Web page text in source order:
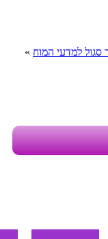
סגול למדעי המוח »